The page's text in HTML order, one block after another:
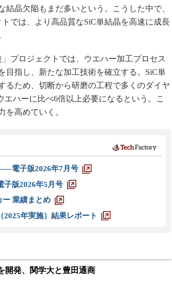
晶欠陥もまだ多いという。こうした中で、
では、より高品質なSiC単結晶を高速に成長
プロジェクトでは、ウエハー加工プロセス
目指し、新たな加工技術を確立する。SiC単
るため、切断から研磨の工程で多くのダイヤ
ハーに比べ6倍以上必要になるという。こ
を高めていく。
電子版2026年7月号
版2026年5月号
ー 業績まとめ
年実施）結果レポート
開発、関学大と豊田通商